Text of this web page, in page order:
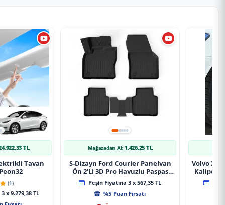
TL
Tavan
(1)
x 9.279,38 TL
Mağazadan Al: 1.426,25 TL
S-Dizayn Ford Courier Panelvan
Ön 2'Li 3D Pro Havuzlu Paspas
2014-2024 A+ Kalite
Peşin Fiyatına 3 x 567,35 TL
%5 Puan Fırsatı
Volvo
Kaliper